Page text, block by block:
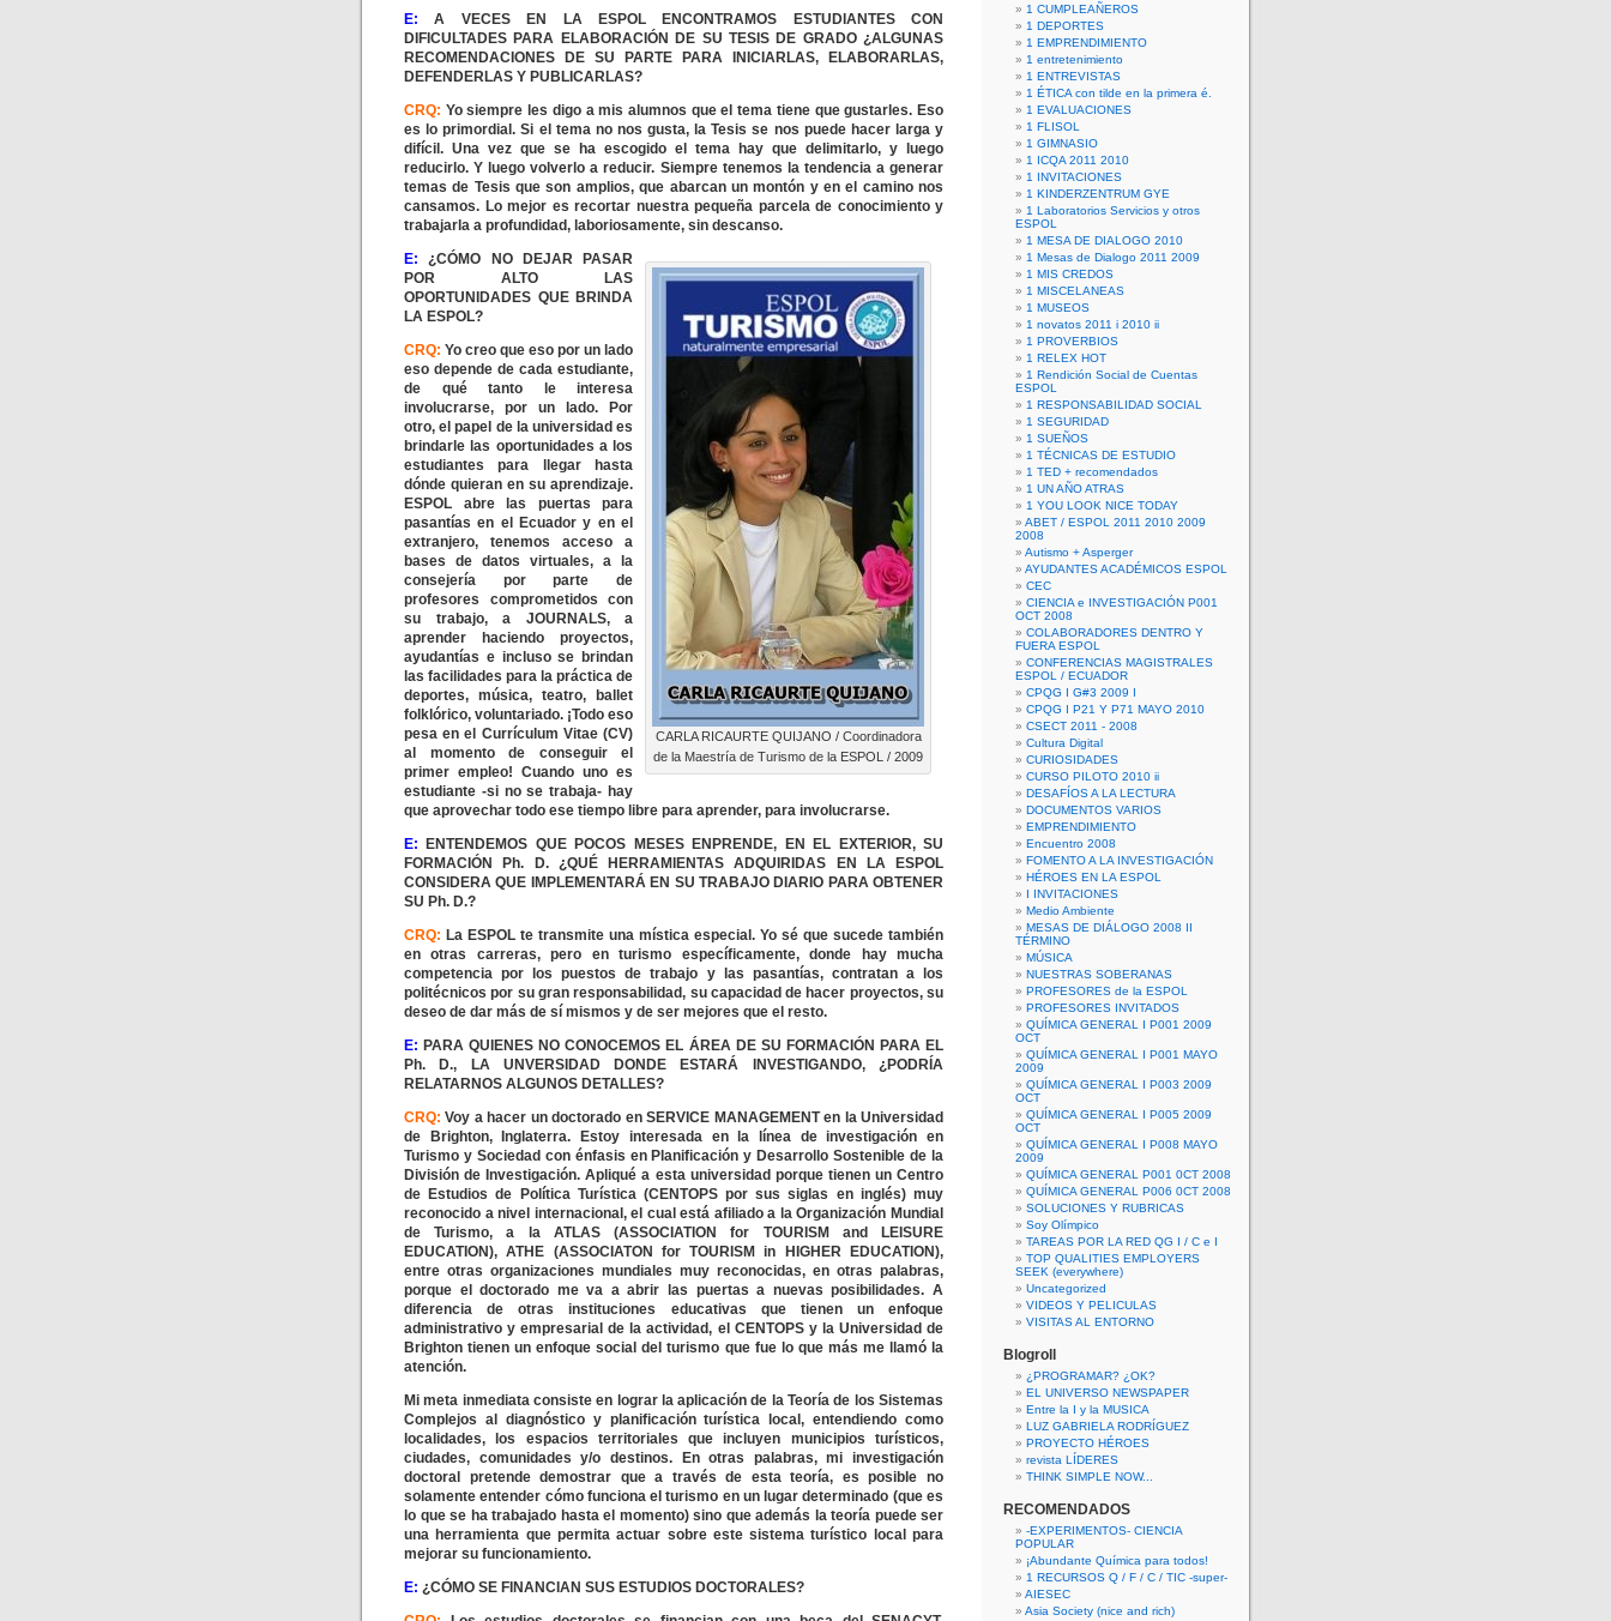
E: A VECES EN LA ESPOL ENCONTRAMOS ESTUDIANTES CON
DIFICULTADES PARA ELABORACIÓN DE SU TESIS DE GRADO ¿ALGUNAS
RECOMENDACIONES DE SU PARTE PARA INICIARLAS, ELABORARLAS,
DEFENDERLAS Y PUBLICARLAS?
CRQ: Yo siempre les digo a mis alumnos que el tema tiene que gustarles. Eso
es lo primordial. Si el tema no nos gusta, la Tesis se nos puede hacer larga y
difícil. Una vez que se ha escogido el tema hay que delimitarlo, y luego
reducirlo. Y luego volverlo a reducir. Siempre tenemos la tendencia a generar
temas de Tesis que son amplios, que abarcan un montón y en el camino nos
cansamos. Lo mejor es recortar nuestra pequeña parcela de conocimiento y
trabajarla a profundidad, laboriosamente, sin descanso.
CARLA RICAURTE QUIJANO / Coordinadora
de la Maestría de Turismo de la ESPOL / 2009
E:¿CÓMO NO DEJAR PASAR
POR ALTO LAS
OPORTUNIDADES QUE BRINDA
LA ESPOL?
CRQ: Yo creo que eso por un lado
eso depende de cada estudiante,
de qué tanto le interesa
involucrarse, por un lado. Por
otro, el papel de la universidad es
brindarle las oportunidades a los
estudiantes para llegar hasta
dónde quieran en su aprendizaje.
ESPOL abre las puertas para
pasantías en el Ecuador y en el
extranjero, tenemos acceso a
bases de datos virtuales, a la
consejería por parte de
profesores comprometidos con
su trabajo, a JOURNALS, a
aprender haciendo proyectos,
ayudantías e incluso se brindan
las facilidades para la práctica de
deportes, música, teatro, ballet
folklórico, voluntariado. ¡Todo eso
pesa en el Currículum Vitae (CV)
al momento de conseguir el
primer empleo! Cuando uno es
estudiante -si no se trabaja- hay
que aprovechar todo ese tiempo libre para aprender, para involucrarse.
E:
ENTENDEMOS QUE POCOS MESES ENPRENDE, EN EL EXTERIOR, SU
FORMACIÓN Ph. D. ¿QUÉ HERRAMIENTAS ADQUIRIDAS EN LA ESPOL
CONSIDERA QUE IMPLEMENTARÁ EN SU TRABAJO DIARIO PARA OBTENER
SU Ph. D.?
CRQ: La ESPOL te transmite una mística especial. Yo sé que sucede también
en otras carreras, pero en turismo específicamente, donde hay mucha
competencia por los puestos de trabajo y las pasantías, contratan a los
politécnicos por su gran responsabilidad, su capacidad de hacer proyectos, su
deseo de dar más de sí mismos y de ser mejores que el resto.
E: PARA QUIENES NO CONOCEMOS EL ÁREA DE SU FORMACIÓN PARA EL
Ph. D., LA UNVERSIDAD DONDE ESTARÁ INVESTIGANDO, ¿PODRÍA
RELATARNOS ALGUNOS DETALLES?
CRQ: Voy a hacer un doctorado en SERVICE MANAGEMENT en la Universidad
de Brighton, Inglaterra. Estoy interesada en la línea de investigación en
Turismo y Sociedad con énfasis en Planificación y Desarrollo Sostenible de la
División de Investigación. Apliqué a esta universidad porque tienen un Centro
de Estudios de Política Turística (CENTOPS por sus siglas en inglés) muy
reconocido a nivel internacional, el cual está afiliado a la Organización Mundial
de Turismo, a la ATLAS (ASSOCIATION for TOURISM and LEISURE
EDUCATION), ATHE (ASSOCIATON for TOURISM in HIGHER EDUCATION),
entre otras organizaciones mundiales muy reconocidas, en otras palabras,
porque el doctorado me va a abrir las puertas a nuevas posibilidades. A
diferencia de otras instituciones educativas que tienen un enfoque
administrativo y empresarial de la actividad, el CENTOPS y la Universidad de
Brighton tienen un enfoque social del turismo que fue lo que más me llamó la
atención.
Mi meta inmediata consiste en lograr la aplicación de la Teoría de los Sistemas
Complejos al diagnóstico y planificación turística local, entendiendo como
localidades, los espacios territoriales que incluyen municipios turísticos,
ciudades, comunidades y/o destinos. En otras palabras, mi investigación
doctoral pretende demostrar que a través de esta teoría, es posible no
solamente entender cómo funciona el turismo en un lugar determinado (que es
lo que se ha trabajado hasta el momento) sino que además la teoría puede ser
una herramienta que permita actuar sobre este sistema turístico local para
mejorar su funcionamiento.
E: ¿CÓMO SE FINANCIAN SUS ESTUDIOS DOCTORALES?
1 CUMPLEAÑEROS
1 DEPORTES
1 EMPRENDIMIENTO
1 entretenimiento
1 ENTREVISTAS
1 ÉTICA con tilde en la primera é.
1 EVALUACIONES
1 FLISOL
1 GIMNASIO
1 ICQA 2011 2010
1 INVITACIONES
1 KINDERZENTRUM GYE
1 Laboratorios Servicios y otros
ESPOL
1 MESA DE DIALOGO 2010
1 Mesas de Dialogo 2011 2009
1 MIS CREDOS
1 MISCELANEAS
1 MUSEOS
1 novatos 2011 i 2010 ii
1 PROVERBIOS
1 RELEX HOT
1 Rendición Social de Cuentas
ESPOL
1 RESPONSABILIDAD SOCIAL
1 SEGURIDAD
1 SUEÑOS
1 TÉCNICAS DE ESTUDIO
1 TED + recomendados
1 UN AÑO ATRAS
1 YOU LOOK NICE TODAY
ABET / ESPOL 2011 2010 2009
2008
Autismo + Asperger
AYUDANTES ACADÉMICOS ESPOL
CEC
CIENCIA e INVESTIGACIÓN P001
OCT 2008
COLABORADORES DENTRO Y
FUERA ESPOL
CONFERENCIAS MAGISTRALES
ESPOL / ECUADOR
CPQG I G#3 2009 I
CPQG I P21 Y P71 MAYO 2010
CSECT 2011 - 2008
Cultura Digital
CURIOSIDADES
CURSO PILOTO 2010 ii
DESAFÍOS A LA LECTURA
DOCUMENTOS VARIOS
EMPRENDIMIENTO
Encuentro 2008
FOMENTO A LA INVESTIGACIÓN
HÉROES EN LA ESPOL
I INVITACIONES
Medio Ambiente
MESAS DE DIÁLOGO 2008 II
TÉRMINO
MÚSICA
NUESTRAS SOBERANAS
PROFESORES de la ESPOL
PROFESORES INVITADOS
QUÍMICA GENERAL I P001 2009
OCT
QUÍMICA GENERAL I P001 MAYO
2009
QUÍMICA GENERAL I P003 2009
OCT
QUÍMICA GENERAL I P005 2009
OCT
QUÍMICA GENERAL I P008 MAYO
2009
QUÍMICA GENERAL P001 0CT 2008
QUÍMICA GENERAL P006 0CT 2008
SOLUCIONES Y RUBRICAS
Soy Olímpico
TAREAS POR LA RED QG I / C e I
TOP QUALITIES EMPLOYERS
SEEK (everywhere)
Uncategorized
VIDEOS Y PELICULAS
VISITAS AL ENTORNO
Blogroll
¿PROGRAMAR? ¿OK?
EL UNIVERSO NEWSPAPER
Entre la I y la MUSICA
LUZ GABRIELA RODRÍGUEZ
PROYECTO HÉROES
revista LÍDERES
THINK SIMPLE NOW...
RECOMENDADOS
-EXPERIMENTOS- CIENCIA
POPULAR
¡Abundante Química para todos!
1 RECURSOS Q / F / C / TIC -super-
AIESEC
Asia Society (nice and rich)